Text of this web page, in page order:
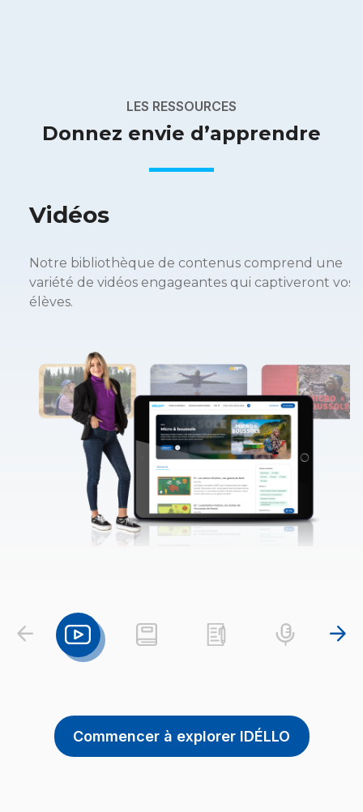
LES RESSOURCES
Donnez envie d’apprendre
Vidéos
Notre bibliothèque de contenus comprend une
variété de vidéos engageantes qui captiveront vos
élèves.
arrow_back arrow_forward
Commencer à explorer IDÉLLO